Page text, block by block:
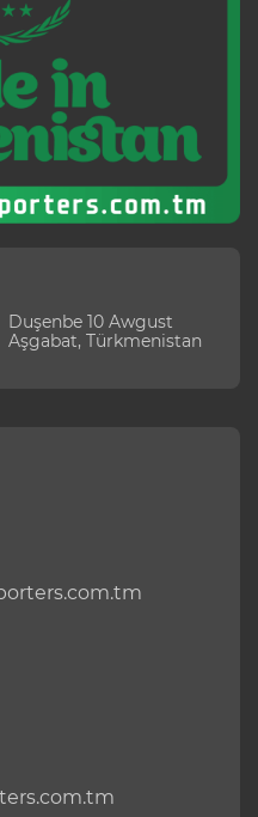
Duşenbe 10 Awgust
Aşgabat, Türkmenistan